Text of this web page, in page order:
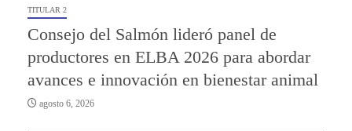
TITULAR 2
Consejo del Salmón lideró panel de
productores en ELBA 2026 para abordar
avances e innovación en bienestar animal
agosto 6, 2026